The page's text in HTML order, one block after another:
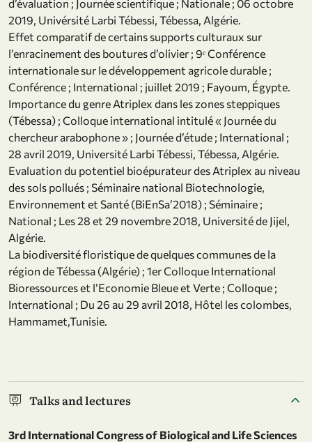
d’évaluation ; Journée scientifique ; Nationale ; 06 octobre
2019, Univérsité Larbi Tébessi, Tébessa, Algérie.
Effet comparatif de certains supports culturaux sur
l’enracinement des boutures d’olivier ; 9ᵉ Conférence
internationale sur le développement agricole durable ;
Conférence ; International ; juillet 2019 ; Fayoum, Égypte.
Importance du genre Atriplex dans les zones steppiques
(Tébessa) ; Colloque international intitulé « Journée du
chercheur arabophone » ; Journée d’étude ; International ;
28 avril 2019, Université Larbi Tébessi, Tébessa, Algérie.
Evaluation du potentiel bioépurateur des Atriplex au niveau
des sols pollués ; Séminaire national Biotechnologie,
Environnement et Santé (BiEnSa’2018) ; Séminaire ;
National ; Les 28 et 29 novembre 2018, Université de Jijel,
Algérie.
La biodiversité floristique de quelques communes de la
région de Tébessa (Algérie) ; 1er Colloque International
Bioressources et l’Economie Bleue et Verte ; Colloque ;
International ; Du 26 au 29 avril 2018, Hôtel les colombes,
Hammamet,Tunisie.
Talks and lectures
3rd International Congress of Biological and Life Sciences